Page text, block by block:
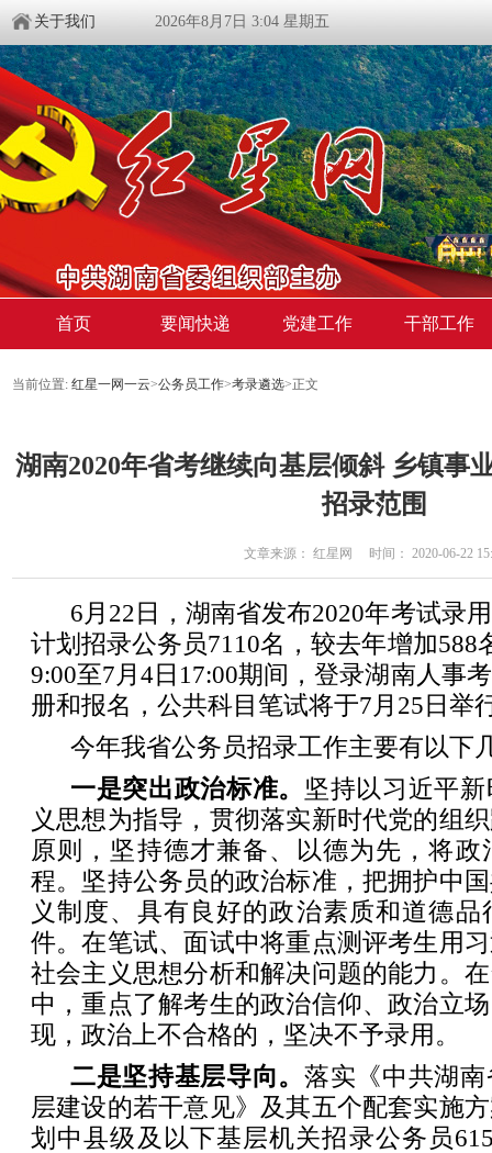
关于我们 2026年8月7日 3:04 星期五
首页 要闻快递 党建工作 干部工作
当前位置: 红星一网一云>公务员工作>考录遴选>正文
湖南2020年省考继续向基层倾斜 乡镇事
招录范围
文章来源： 红星网 时间： 2020-06-22
6月22日，湖南省发布2020年考试录
计划招录公务员7110名，较去年增加588
9:00至7月4日17:00期间，登录湖南人事
册和报名，公共科目笔试将于7月25日举
今年我省公务员招录工作主要有以下
一是突出政治标准。 坚持以习近平
义思想为指导，贯彻落实新时代党的组
原则，坚持德才兼备、以德为先，将
程。坚持公务员的政治标准，把拥护中
义制度、具有良好的政治素质和道德
件。在笔试、面试中将重点测评考生用
社会主义思想分析和解决问题的能力。
中，重点了解考生的政治信仰、政治立
现，政治上不合格的，坚决不予录用。
二是坚持基层导向。 落实《中共湖
层建设的若干意见》及其五个配套实施
划中县级及以下基层机关招录公务员